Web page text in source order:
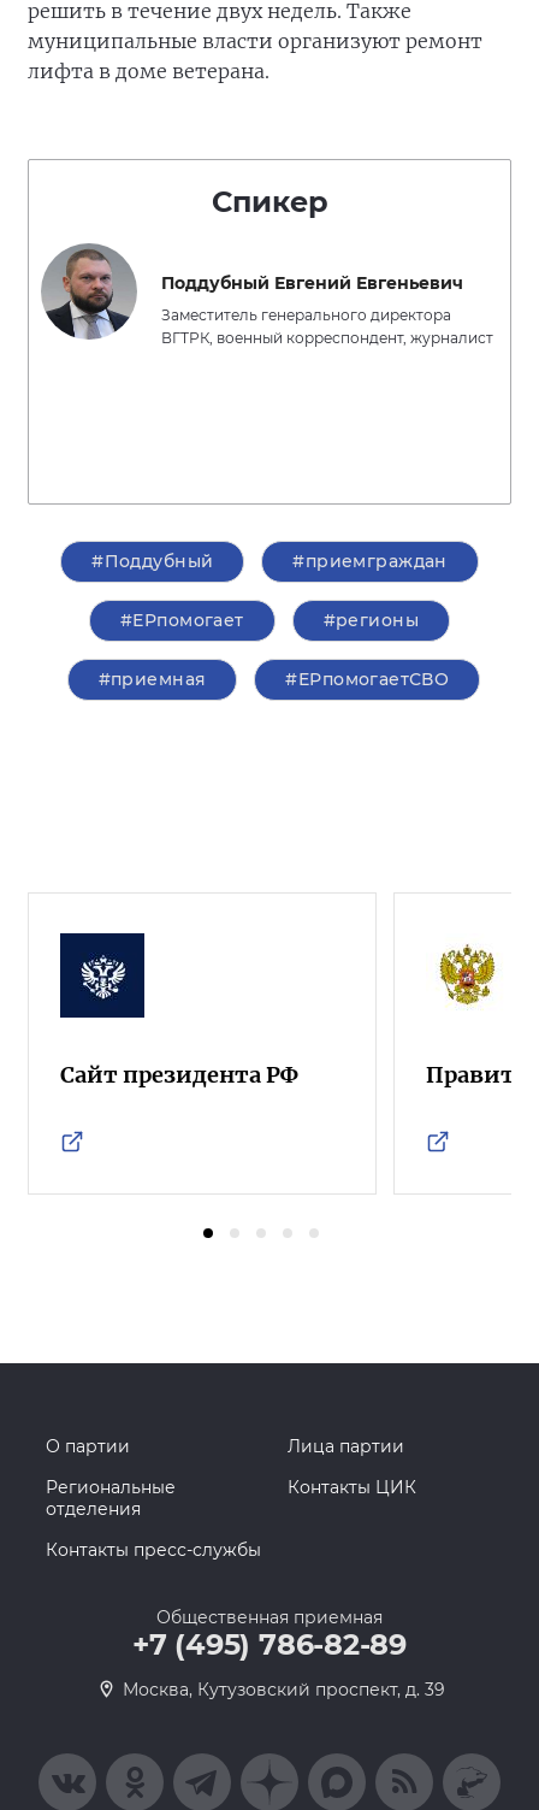
решить в течение двух недель. Также
муниципальные власти организуют ремонт
лифта в доме ветерана.
Спикер
Поддубный Евгений Евгеньевич
Заместитель генерального директора
ВГТРК, военный корреспондент, журналист
#Поддубный #приемграждан
#ЕРпомогает #регионы
#приемная #ЕРпомогаетСВО
Сайт президента РФ
О партии
Лица партии
Региональные
отделения
Контакты ЦИК
Контакты пресс-службы
Общественная приемная
+7 (495) 786-82-89
Москва, Кутузовский проспект, д. 39